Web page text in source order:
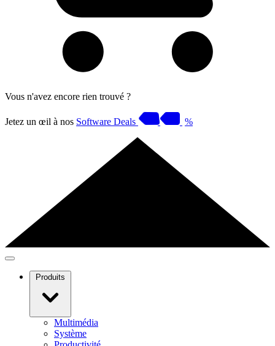
Vous n'avez encore rien trouvé ?
Jetez un œil à nos Software Deals %
Produits
Multimédia
Système